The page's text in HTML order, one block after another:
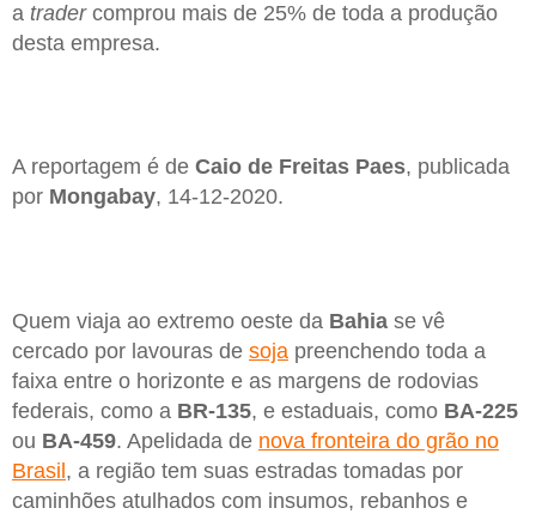
a tradercomprou mais de 25% de toda a produção
desta empresa.
A reportagem é de Caio de Freitas Paes, publicada
por Mongabay, 14-12-2020.
Quem viaja ao extremo oeste da Bahia se vê
cercado por lavouras de soja preenchendo toda a
faixa entre o horizonte e as margens de rodovias
federais, como a BR-135, e estaduais, como BA-225
ou BA-459. Apelidada de nova fronteira do grão no
Brasil, a região tem suas estradas tomadas por
caminhões atulhados com insumos, rebanhos e